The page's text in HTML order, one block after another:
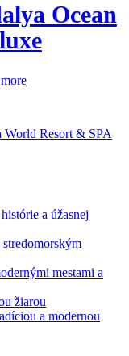
Ocean
World Resort & SPA
a úžasnej
mestami a
žiarou
a modernou